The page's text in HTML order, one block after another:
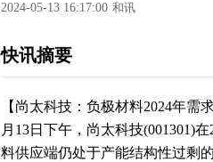
2024-05-13 16:17:00 和讯
快讯摘要
【尚太科技：负极材料2024年
月13日下午，尚太科技(001301)
料供应端仍处于产能结构性过剩